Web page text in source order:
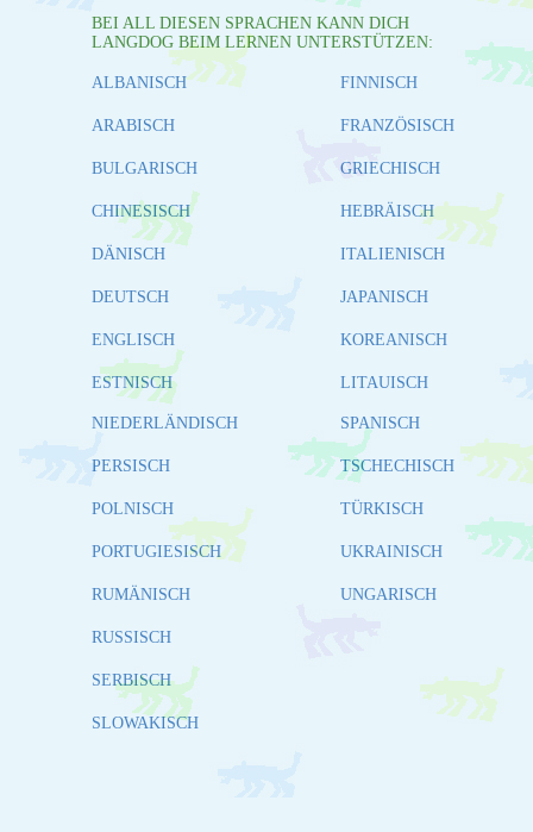
BEI ALL DIESEN SPRACHEN KANN DICH
LANGDOG BEIM LERNEN UNTERSTÜTZEN:
ALBANISCH
ARABISCH
BULGARISCH
CHINESISCH
DÄNISCH
DEUTSCH
ENGLISCH
ESTNISCH
FINNISCH
FRANZÖSISCH
GRIECHISCH
HEBRÄISCH
ITALIENISCH
JAPANISCH
KOREANISCH
LITAUISCH
NIEDERLÄNDISCH
PERSISCH
POLNISCH
PORTUGIESISCH
RUMÄNISCH
RUSSISCH
SERBISCH
SLOWAKISCH
SPANISCH
TSCHECHISCH
TÜRKISCH
UKRAINISCH
UNGARISCH